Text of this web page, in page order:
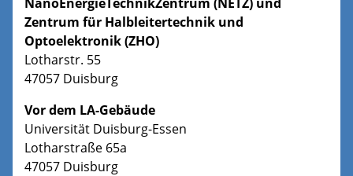
Zentrum für Halbleitertechnik und
Optoelektronik (ZHO)
Lotharstr. 55
47057 Duisburg
Vor dem LA-Gebäude
Universität Duisburg-Essen
Lotharstraße 65a
47057 Duisburg